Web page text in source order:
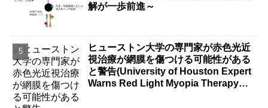
解が一歩前進～
ヒューストン大学の専門家が赤色光近
視治療が網膜を傷つける可能性がある
と警告(University of Houston Expert
Warns Red Light Myopia Therapy